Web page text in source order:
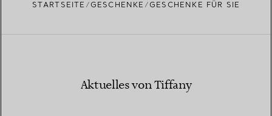
STARTSEITE GESCHENKE GESCHENKE FÜR SIE
Aktuelles von Tiffany